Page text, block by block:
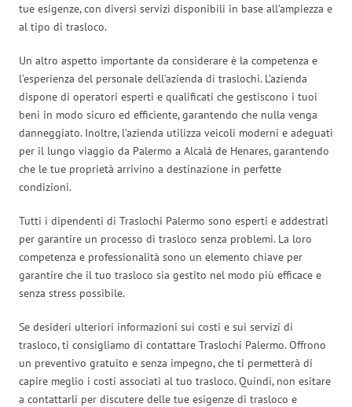
tue esigenze, con diversi servizi disponibili in base all’ampiezza e
al tipo di trasloco.
Un altro aspetto importante da considerare è la competenza e
l’esperienza del personale dell’azienda di traslochi. L’azienda
dispone di operatori esperti e qualificati che gestiscono i tuoi
beni in modo sicuro ed efficiente, garantendo che nulla venga
danneggiato. Inoltre, l’azienda utilizza veicoli moderni e adeguati
per il lungo viaggio da Palermo a Alcalá de Henares, garantendo
che le tue proprietà arrivino a destinazione in perfette
condizioni.
Tutti i dipendenti di Traslochi Palermo sono esperti e addestrati
per garantire un processo di trasloco senza problemi. La loro
competenza e professionalità sono un elemento chiave per
garantire che il tuo trasloco sia gestito nel modo più efficace e
senza stress possibile.
Se desideri ulteriori informazioni sui costi e sui servizi di
trasloco, ti consigliamo di contattare Traslochi Palermo. Offrono
un preventivo gratuito e senza impegno, che ti permetterà di
capire meglio i costi associati al tuo trasloco. Quindi, non esitare
a contattarli per discutere delle tue esigenze di trasloco e